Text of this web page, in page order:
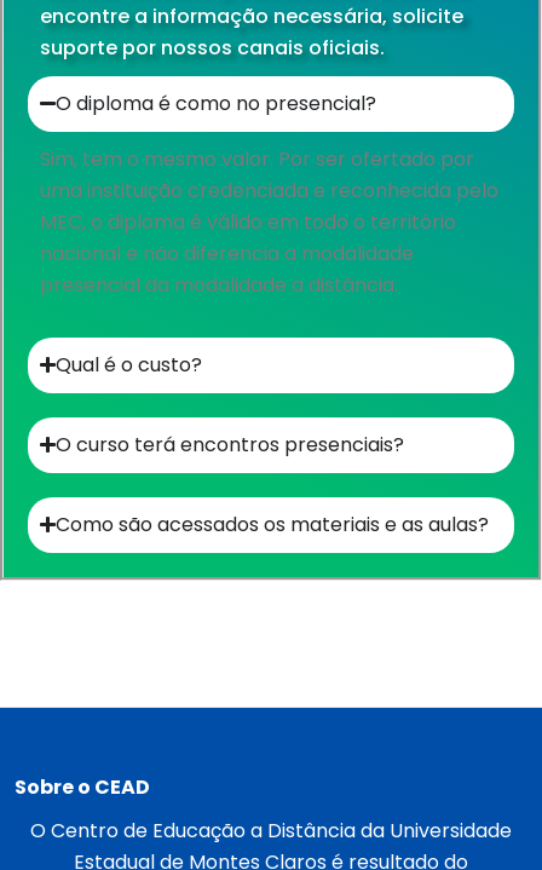
encontre a informação necessária, solicite
suporte por nossos canais oficiais.
O diploma é como no presencial?​
Sim, tem o mesmo valor. Por ser ofertado por
uma instituição credenciada e reconhecida pelo
MEC, o diploma é válido em todo o território
nacional e não diferencia a modalidade
presencial da modalidade a distância.
Qual é o custo?​
O curso terá encontros presenciais?
Como são acessados os materiais e as aulas?​
Sobre o CEAD
O Centro de Educação a Distância da Universidade
Estadual de Montes Claros é resultado do